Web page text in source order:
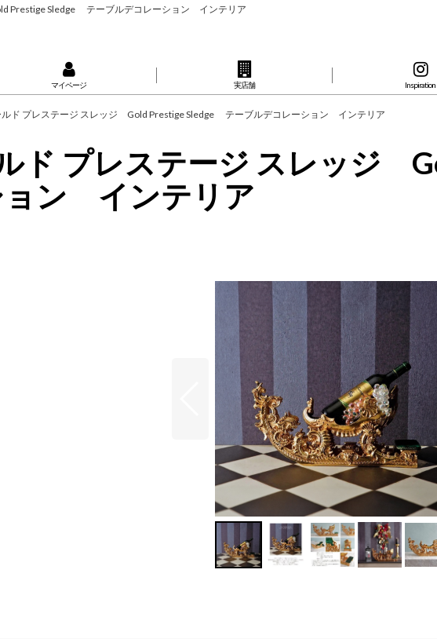
Prestige Sledge テーブルデコレーション インテリア
マイページ 実店舗 Inspiration
ルド プレステージ スレッジ Gold Prestige Sledge テーブルデコレーション インテリア
ルド プレステージ スレッジ
ョン インテリア